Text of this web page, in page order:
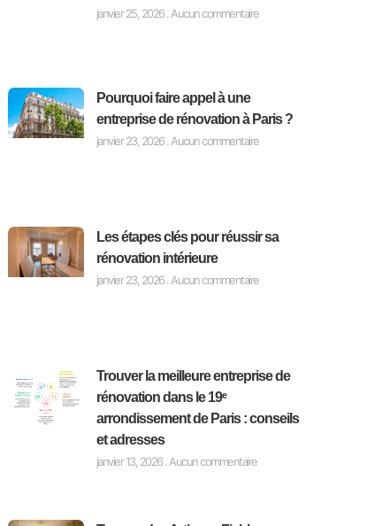
janvier 25, 2026 Aucun commentaire
Pourquoi faire appel à une
entreprise de rénovation à Paris ?
janvier 23, 2026 Aucun commentaire
Les étapes clés pour réussir sa
rénovation intérieure
janvier 23, 2026 Aucun commentaire
Trouver la meilleure entreprise de
rénovation dans le 19ᵉ
arrondissement de Paris : conseils
et adresses
janvier 13, 2026 Aucun commentaire